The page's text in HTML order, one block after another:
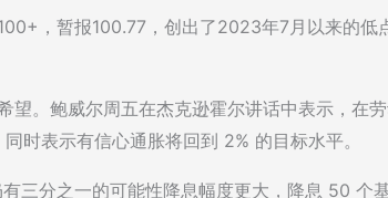
，暂报100.77，创出了2023年7月以来的低
望。鲍威尔周五在杰克逊霍尔讲话中表示，在
时表示有信心通胀将回到 2% 的目标水平。
三分之一的可能性降息幅度更大，降息 50 个基